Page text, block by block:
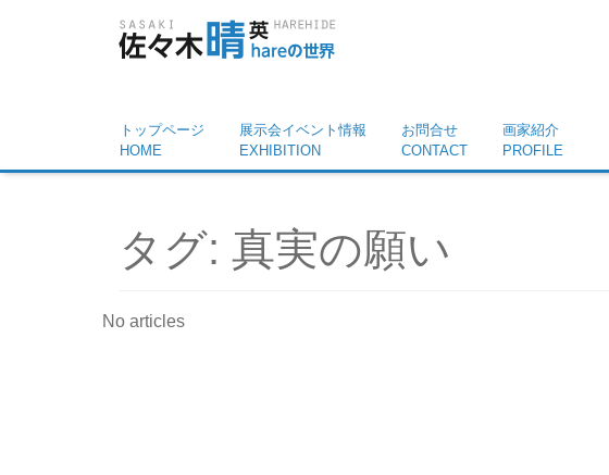
トップページ
HOME
展示会イベント情報
EXHIBITION
お問合せ
CONTACT
画家紹介
PROFILE
タグ: 真実の願い
No articles